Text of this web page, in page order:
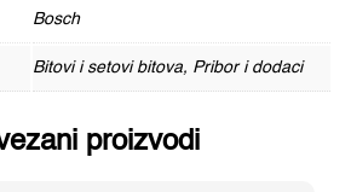
Bosch
Bitovi i setovi bitova, Pribor i dodaci
proizvodi